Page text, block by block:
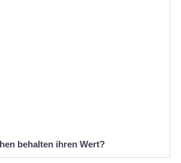
behalten ihren Wert?